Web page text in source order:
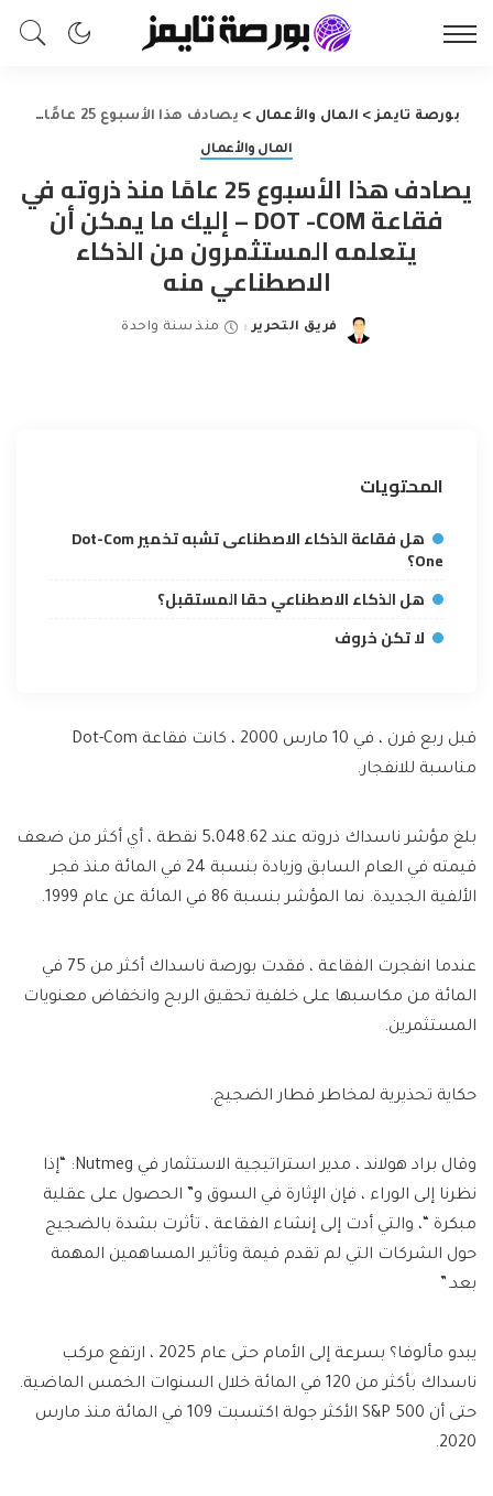
بورصة تايمز> المال والأعمال > يصادف هذا الأسبوع 25 عامًا منذ ذروته في فقاعة DOT -COM – إليك ما يمكن أن يتعلمه المستثمرون من الذكاء الاصطناعي منه
المال والأعمال
يصادف هذا الأسبوع 25 عامًا منذ ذروته في
فقاعة DOT -COM – إليك ما يمكن أن
يتعلمه المستثمرون من الذكاء
الاصطناعي منه
Posted
فريق التحرير منذ سنة واحدة
المحتويات
هل فقاعة الذكاء الاصطناعى تشبه تخمير Dot-Com
One؟
هل الذكاء الاصطناعي حقا المستقبل؟
لا تكن خروف
قبل ربع قرن ، في 10 مارس 2000 ، كانت فقاعة Dot-Com
مناسبة للانفجار.
بلغ مؤشر ناسداك ذروته عند 5،048.62 نقطة ، أي أكثر من ضعف
قيمته في العام السابق وزيادة بنسبة 24 في المائة منذ فجر
الألفية الجديدة. نما المؤشر بنسبة 86 في المائة عن عام 1999.
عندما انفجرت الفقاعة ، فقدت بورصة ناسداك أكثر من 75 في
المائة من مكاسبها على خلفية تحقيق الربح وانخفاض معنويات
المستثمرين.
حكاية تحذيرية لمخاطر قطار الضجيج.
وقال براد هولاند ، مدير استراتيجية الاستثمار في Nutmeg: “إذا
نظرنا إلى الوراء ، فإن الإثارة في السوق و” الحصول على عقلية
مبكرة “، والتي أدت إلى إنشاء الفقاعة ، تأثرت بشدة بالضجيج
حول الشركات التي لم تقدم قيمة وتأثير المساهمين المهمة
بعد.”
يبدو مألوفا؟ بسرعة إلى الأمام حتى عام 2025 ، ارتفع مركب
ناسداك بأكثر من 120 في المائة خلال السنوات الخمس الماضية.
حتى أن S&P 500 الأكثر جولة اكتسبت 109 في المائة منذ مارس
2020.